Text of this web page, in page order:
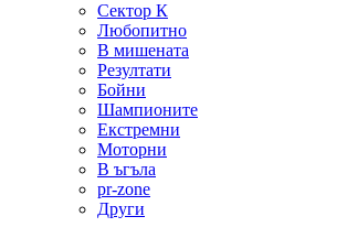
Сектор К
Любопитно
В мишената
Резултати
Бойни
Шампионите
Екстремни
Моторни
В ъгъла
pr-zone
Други